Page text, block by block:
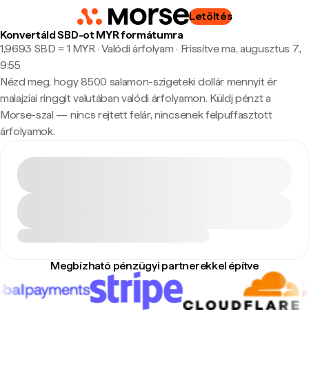
Letöltés
Konvertáld SBD-ot MYR formátumra
1,9693 SBD ≈ 1 MYR · Valódi árfolyam · Frissítve ma, augusztus 7.,
9:55
Nézd meg, hogy 8500 salamon-szigeteki dollár mennyit ér
malajziai ringgit valutában valódi árfolyamon. Küldj pénzt a
Morse-szal — nincs rejtett felár, nincsenek felpuffasztott
árfolyamok.
Megbízható pénzügyi partnerekkel építve